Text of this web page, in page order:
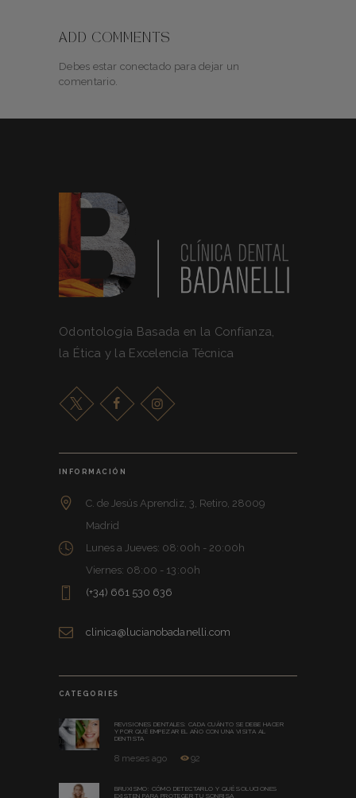
ADD COMMENTS
Debes estar conectado para dejar un
comentario.
Odontología Basada en la Confianza,
la Ética y la Excelencia Técnica
INFORMACIÓN
C. de Jesús Aprendiz, 3, Retiro, 28009
Madrid
Lunes a Jueves: 08:00h - 20:00h
Viernes: 08:00 - 13:00h
(+34) 661 530 636
clinica@lucianobadanelli.com
CATEGORIES
REVISIONES DENTALES: CADA CUÁNTO SE DEBE HACER
Y POR QUÉ EMPEZAR EL AÑO CON UNA VISITA AL
DENTISTA
8 meses ago 92
BRUXISMO: CÓMO DETECTARLO Y QUÉ SOLUCIONES
EXISTEN PARA PROTEGER TU SONRISA